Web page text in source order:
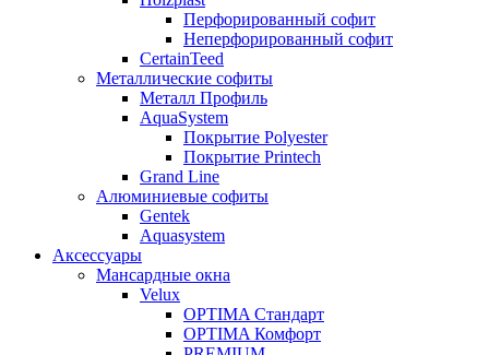
Перфорированный софит
Неперфорированный софит
CertainTeed
Металлические софиты
Металл Профиль
AquaSystem
Покрытие Polyester
Покрытие Printech
Grand Line
Алюминиевые софиты
Gentek
Aquasystem
Аксессуары
Мансардные окна
Velux
OPTIMA Стандарт
OPTIMA Комфорт